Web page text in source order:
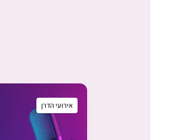
אירועי הדרן